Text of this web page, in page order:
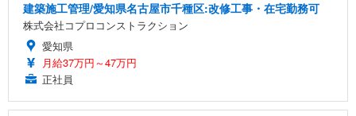
建築施工管理/愛知県名古屋市千種区:改修工事・在宅勤務可
株式会社コプロコンストラクション
愛知県
月給37万円～47万円
正社員